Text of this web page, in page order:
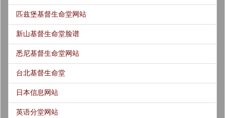
匹兹堡基督生命堂网站
新山基督生命堂脸谱
悉尼基督生命堂网站
台北基督生命堂
日本信息网站
英语分堂网站